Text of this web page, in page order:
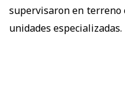
supervisaron en
unidades especializadas.